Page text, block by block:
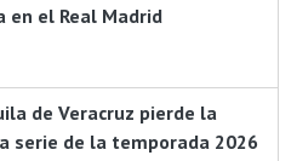
en el Real Madrid
de Veracruz pierde la
serie de la temporada 2026